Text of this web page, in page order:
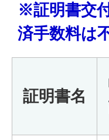
※証明書交
済手数料は
証明書名